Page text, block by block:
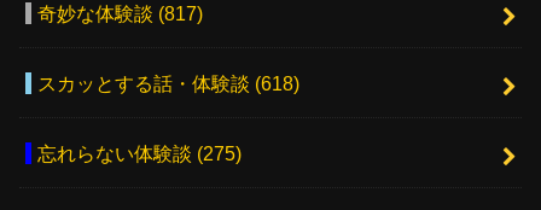
奇妙な体験談 (817)
スカッとする話・体験談 (618)
忘れらない体験談 (275)